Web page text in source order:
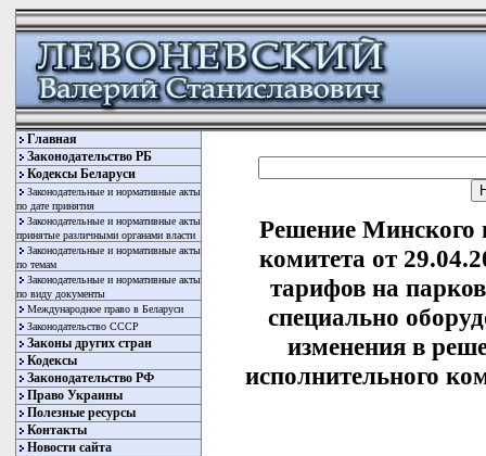
Главная
Законодательство РБ
Кодексы Беларуси
Законодательные и нормативные акты
по дате принятия
Законодательные и нормативные акты
принятые различными органами власти
Законодательные и нормативные акты
по темам
Законодательные и нормативные акты
по виду документы
Международное право в Беларуси
Законодательство СССР
Законы других стран
Кодексы
Законодательство РФ
Право Украины
Полезные ресурсы
Контакты
Новости сайта
Решение Минского
комитета от
тарифов на
специально
изменения в
исполнительного